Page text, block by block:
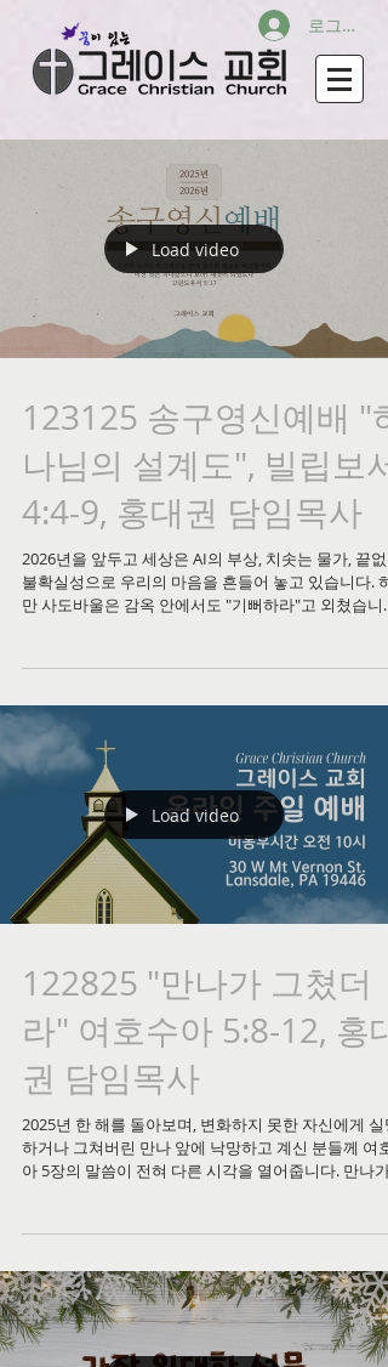
로그인
Load video
123125 송구영신예배 "하
나님의 설계도", 빌립보서
4:4-9, 홍대권 담임목사
2026년을 앞두고 세상은 AI의 부상, 치솟는 물가, 끝없
불확실성으로 우리의 마음을 흔들어 놓고 있습니다. 하
만 사도바울은 감옥 안에서도 "기뻐하라"고 외쳤습니다
상황을 이길 힘이 생기기 때문입니다. 요나처럼 다시스
주무실 수 있었던 예수님의 설계도대로 생각을 선택하
것—그 한 번의 생각 전환이 평생의 항로를 결정합니다.
2026년, 내 마음의 성벽을 하나님께서 지키시는 한 해를
함께 준비하는 송구영신 설교 영상을 꼭 보시기 바랍니
Load video
122825 "만나가 그쳤더
라" 여호수아 5:8-12, 홍대
권 담임목사
2025년 한 해를 돌아보며, 변화하지 못한 자신에게 실망
하거나 그쳐버린 만나 앞에 낙망하고 계신 분들께 여호
아 5장의 말씀이 전혀 다른 시각을 열어줍니다. 만나가
니다. 나무를 베지 말라 하시고, 만나를 멈추시고, 홍해
사를 진행 중이십니다. 우리 눈에 실패처럼 보이는 그
리가 하나님 보시기에는 가장 아름다운 빚으심의 과정
라는 것을, 2025년 마지막 주일 설교 영상을 통해 함께
누시기 바랍니다. 🙏